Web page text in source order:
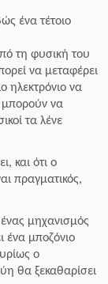
ένα τέτοιο
τη φυσική του
να μεταφέρει
ηλεκτρόνιο να
μπορούν να
τα λένε
και ότι ο
πραγματικός,
μηχανισμός
ένα μποζόνιο
ο
θα ξεκαθαρίσει